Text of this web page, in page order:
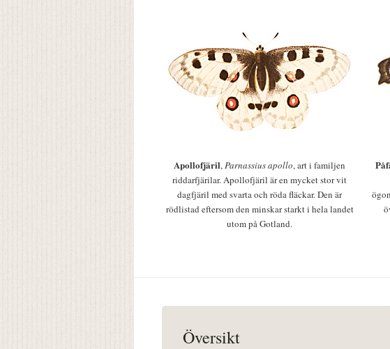
Apollofjäril,Parnassius apollo, art i familjen
riddarfjärilar. Apollofjäril är en mycket stor vit
dagfjäril med svarta och röda fläckar. Den är
rödlistad eftersom den minskar starkt i hela landet
utom på Gotland.
Översikt